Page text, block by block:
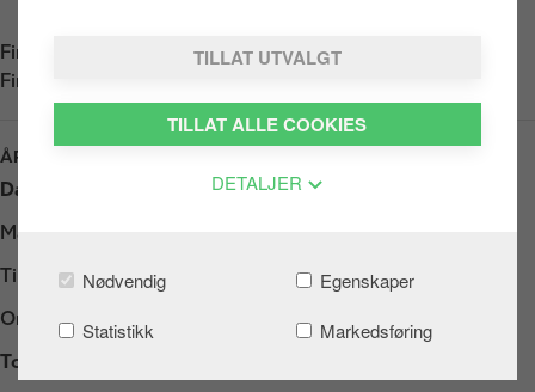
TILLAT UTVALGT
TILLAT ALLE COOKIES
DETALJER
Nødvendig
Egenskaper
Statistikk
Markedsføring
l
d
Finn oss i
Finn oss i
ÅPNINGSTIDER
Dag
Åpningstider
Mandag
Tirsdag
Open 24h
Onsdag
Open 24h
Torsdag